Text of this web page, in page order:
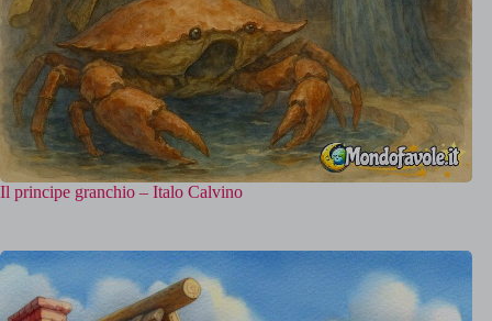
Il principe granchio – Italo Calvino